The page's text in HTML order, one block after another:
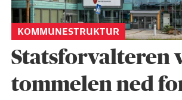
KOMMUNESTRUKTUR
Statsforvalteren
tommelen ned